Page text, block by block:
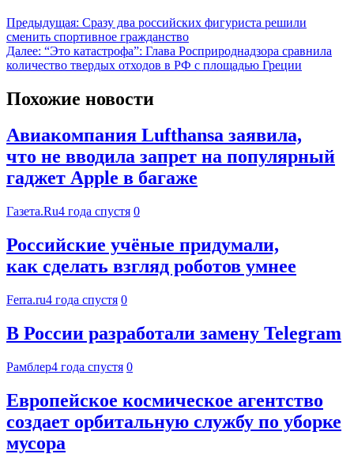
Предыдущая: Сразу два российских фигуриста решили
сменить спортивное гражданство
Далее: “Это катастрофа”: Глава Росприроднадзора сравнила
количество твердых отходов в РФ с площадью Греции
Похожие новости
Авиакомпания Lufthansa заявила,
что не вводила запрет на популярный
гаджет Apple в багаже
Газета.Ru4 года спустя 0
Российские учёные придумали,
как сделать взгляд роботов умнее
Ferra.ru4 года спустя 0
В России разработали замену Telegram
Рамблер4 года спустя 0
Европейское космическое агентство
создает орбитальную службу по уборке
мусора